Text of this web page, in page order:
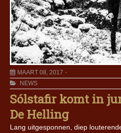
MAART 08, 2017
NEWS
Sólstafir komt in
De Helling
Lang uitgesponnen, diep